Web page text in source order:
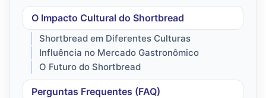
O Impacto Cultural do Shortbread
Shortbread em Diferentes Culturas
Influência no Mercado Gastronômico
O Futuro do Shortbread
Perguntas Frequentes (FAQ)